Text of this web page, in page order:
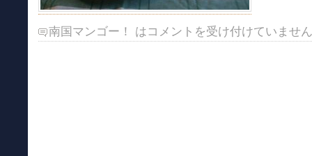
南国マンゴー！ は コメントを受け付けていません